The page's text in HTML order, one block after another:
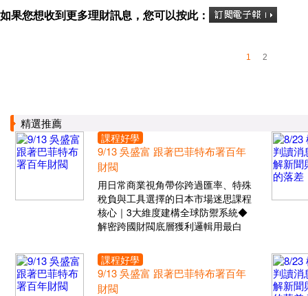
如果您想收到更多理財訊息，您可以按此：
1 2
精選推薦
課程好學
9/13 吳盛富 跟著巴菲特布署百年
財閥
用日常商業視角帶你跨過匯率、特殊
稅負與工具選擇的日本市場迷思課程
核心｜3大維度建構全球防禦系統◆
解密跨國財閥底層獲利邏輯用最白
課程好學
9/13 吳盛富 跟著巴菲特布署百年
財閥